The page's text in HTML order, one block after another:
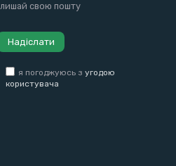
свою пошту
Надіслати
я погоджуюсь з угодою
користувача